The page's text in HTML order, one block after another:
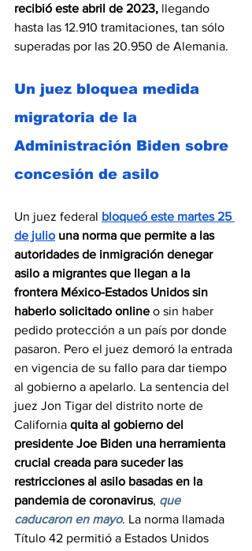
recibió este abril de 2023, llegando
hasta las 12.910 tramitaciones, tan sólo
superadas por las 20.950 de Alemania.
Un juez bloquea medida
migratoria de la
Administración Biden sobre
concesión de asilo
Un juez federal bloqueó este martes 25
de julio una norma que permite a las
autoridades de inmigración denegar
asilo a migrantes que llegan a la
frontera México-Estados Unidos sin
haberlo solicitado online o sin haber
pedido protección a un país por donde
pasaron. Pero el juez demoró la entrada
en vigencia de su fallo para dar tiempo
al gobierno a apelarlo. La sentencia del
juez Jon Tigar del distrito norte de
California quita al gobierno del
presidente Joe Biden una herramienta
crucial creada para suceder las
restricciones al asilo basadas en la
pandemia de coronavirus, que
caducaron en mayo. La norma llamada
Título 42 permitió a Estados Unidos